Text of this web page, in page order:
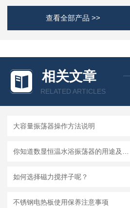
查看全部产品 >>
相关文章
RELATED ARTICLES
大容量振荡器操作方法说明
如何选择磁力搅拌子呢？
不锈钢电热板使用保养注意事项